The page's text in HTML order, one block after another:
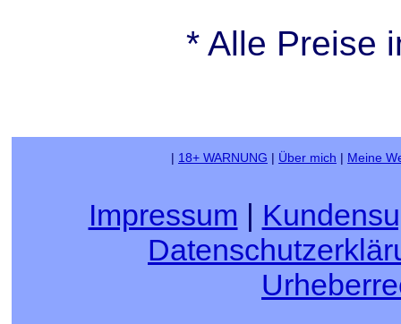
* Alle Preise
| 18+ WARNUNG | Über mich | Meine
Impressum